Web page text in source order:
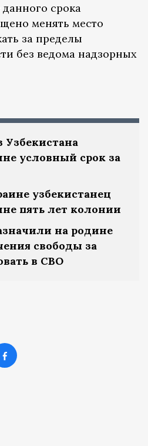
данного срока
менять место
за пределы
без ведома надзорных
условный срок за
узбекистанец
пять лет колонии
на родине
свободы за
в СВО